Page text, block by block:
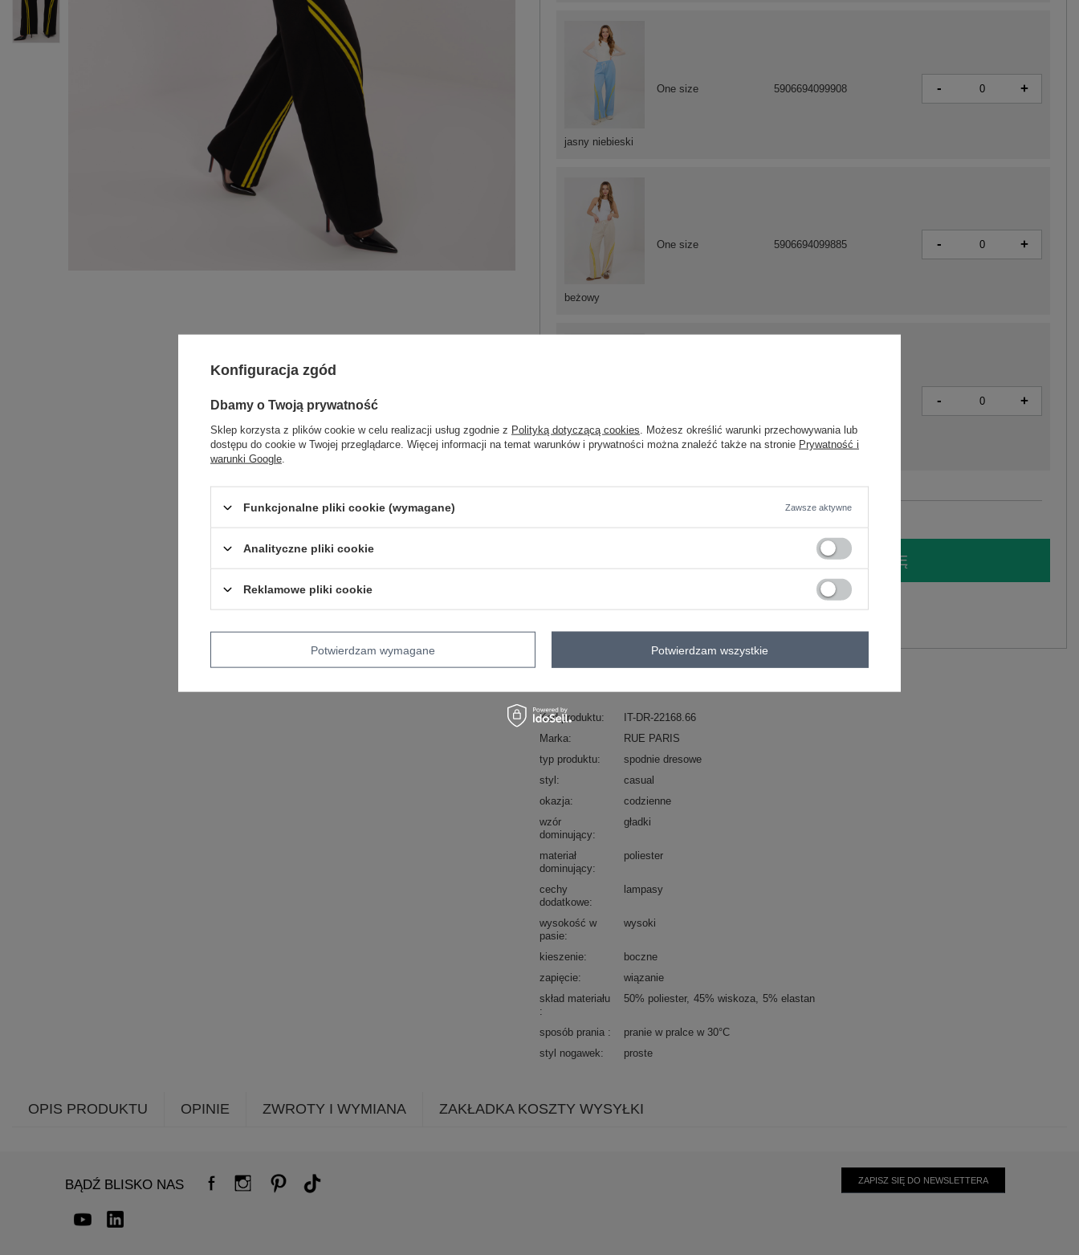
jasny niebieski
One size 5906694099908 - +
beżowy
One size 5906694099885 - +
miętowy
- +
ZALOGUJ SIĘ I ZOBACZ CENĘ
skład materiału : 50% poliester, 45% wiskoza, 5% elastan
Kod produktu
IT-DR-22168.66
Marka
RUE PARIS
typ produktu
spodnie dresowe
styl
casual
okazja
codzienne
wzór
dominujący
gładki
materiał
dominujący
poliester
cechy
dodatkowe
lampasy
wysokość w
pasie
wysoki
kieszenie
boczne
zapięcie
wiązanie
skład materiału
50% poliester 45% wiskoza 5% elastan
sposób prania
pranie w pralce w 30°C
styl nogawek
proste
OPIS PRODUKTU OPINIE ZWROTY I WYMIANA ZAKŁADKA KOSZTY WYSYŁKI
BĄDŹ BLISKO NAS ZAPISZ SIĘ DO NEWSLETTERA
Konfiguracja zgód
Dbamy o Twoją prywatność
Sklep korzysta z plików cookie w celu realizacji usług zgodnie z Polityką dotyczącą cookies . Możesz określić warunki przechowywania lub
dostępu do cookie w Twojej przeglądarce. Więcej informacji na temat warunków i prywatności można znaleźć także na stronie Prywatność i
warunki Google
Funkcjonalne pliki cookie (wymagane) Zawsze aktywne
Analityczne pliki cookie
Reklamowe pliki cookie
Potwierdzam wymagane Potwierdzam wszystkie